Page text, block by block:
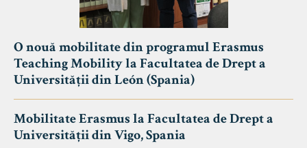
O nouă mobilitate din programul Erasmus
Teaching Mobility la Facultatea de Drept a
Universității din León (Spania)
Mobilitate Erasmus la Facultatea de Drept a
Universității din Vigo, Spania